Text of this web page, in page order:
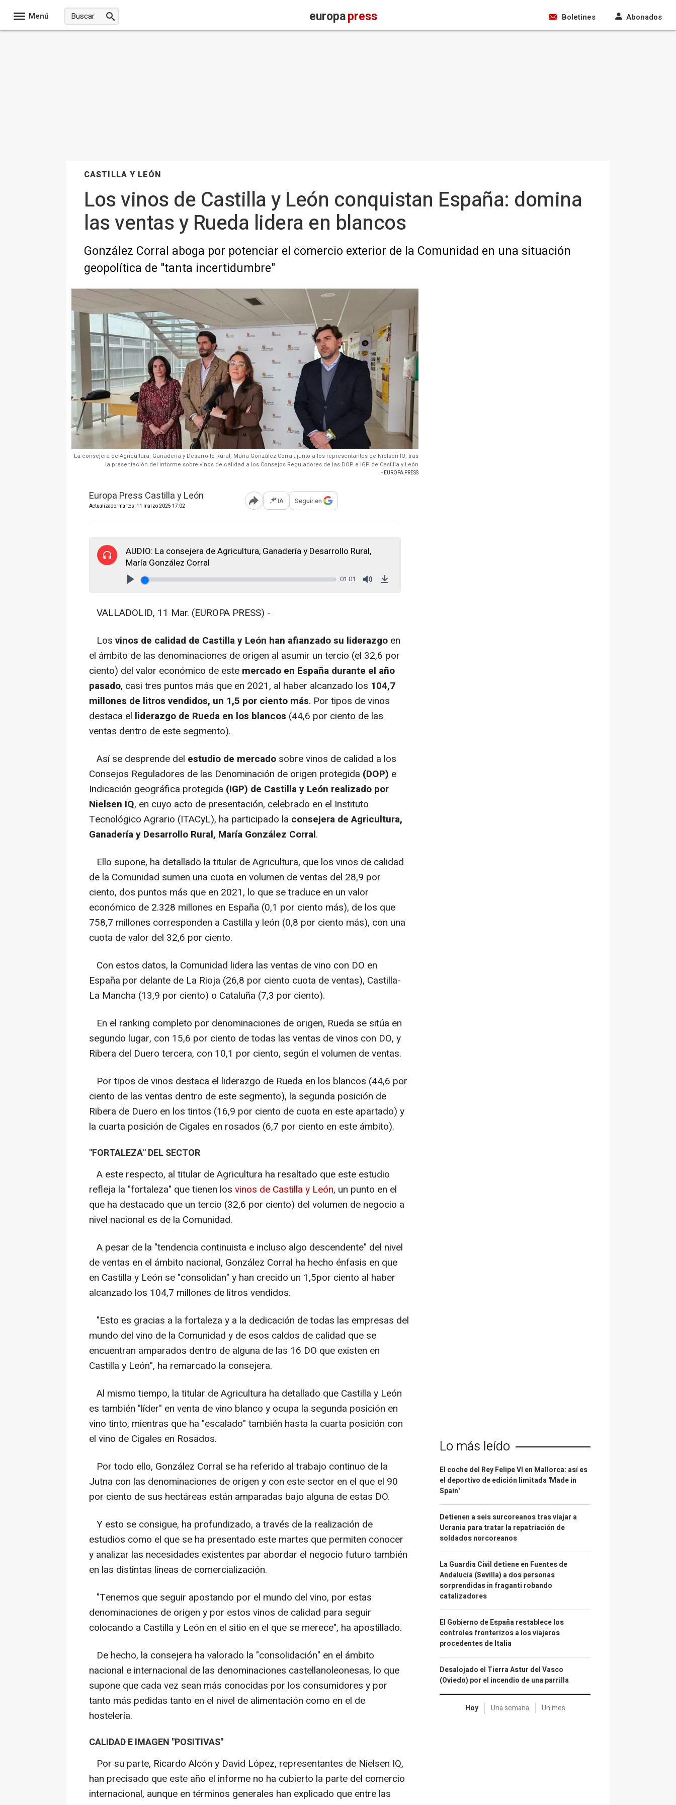
Menú europapress Boletines Abonados
CASTILLA Y LEÓN
Los vinos de Castilla y León conquistan España: domina
las ventas y Rueda lidera en blancos
González Corral aboga por potenciar el comercio exterior de la Comunidad en una situación
geopolítica de "tanta incertidumbre"
La consejera de Agricultura, Ganadería y Desarrollo Rural, María González Corral, junto a los representantes de Nielsen IQ, tras
la presentación del informe sobre vinos de calidad a los Consejos Reguladores de las DOP e IGP de Castilla y León
- EUROPA PRESS
Europa Press Castilla y León
Actualizado: martes, 11 marzo 2025 17:02 Abrir opciones para compartir
IA Seguir en
AUDIO: La consejera de Agricultura, Ganadería y Desarrollo Rural,
María González Corral
01:01
VALLADOLID, 11 Mar. (EUROPA PRESS) -
Los vinos de calidad de Castilla y León han afianzado su liderazgo en
el ámbito de las denominaciones de origen al asumir un tercio (el 32,6 por
ciento) del valor económico de este mercado en España durante el año
pasado, casi tres puntos más que en 2021, al haber alcanzado los 104,7
millones de litros vendidos, un 1,5 por ciento más. Por tipos de vinos
destaca el liderazgo de Rueda en los blancos (44,6 por ciento de las
ventas dentro de este segmento).
Así se desprende del estudio de mercado sobre vinos de calidad a los
Consejos Reguladores de las Denominación de origen protegida (DOP) e
Indicación geográfica protegida (IGP) de Castilla y León realizado por
Nielsen IQ, en cuyo acto de presentación, celebrado en el Instituto
Tecnológico Agrario (ITACyL), ha participado la consejera de Agricultura,
Ganadería y Desarrollo Rural, María González Corral.
Ello supone, ha detallado la titular de Agricultura, que los vinos de calidad
de la Comunidad sumen una cuota en volumen de ventas del 28,9 por
ciento, dos puntos más que en 2021, lo que se traduce en un valor
económico de 2.328 millones en España (0,1 por ciento más), de los que
758,7 millones corresponden a Castilla y león (0,8 por ciento más), con una
cuota de valor del 32,6 por ciento.
Con estos datos, la Comunidad lidera las ventas de vino con DO en
España por delante de La Rioja (26,8 por ciento cuota de ventas), Castilla-
La Mancha (13,9 por ciento) o Cataluña (7,3 por ciento).
En el ranking completo por denominaciones de origen, Rueda se sitúa en
segundo lugar, con 15,6 por ciento de todas las ventas de vinos con DO, y
Ribera del Duero tercera, con 10,1 por ciento, según el volumen de ventas.
Por tipos de vinos destaca el liderazgo de Rueda en los blancos (44,6 por
ciento de las ventas dentro de este segmento), la segunda posición de
Ribera de Duero en los tintos (16,9 por ciento de cuota en este apartado) y
la cuarta posición de Cigales en rosados (6,7 por ciento en este ámbito).
"FORTALEZA" DEL SECTOR
A este respecto, al titular de Agricultura ha resaltado que este estudio
refleja la "fortaleza" que tienen los vinos de Castilla y León, un punto en el
que ha destacado que un tercio (32,6 por ciento) del volumen de negocio a
nivel nacional es de la Comunidad.
A pesar de la "tendencia continuista e incluso algo descendente" del nivel
de ventas en el ámbito nacional, González Corral ha hecho énfasis en que
en Castilla y León se "consolidan" y han crecido un 1,5por ciento al haber
alcanzado los 104,7 millones de litros vendidos.
"Esto es gracias a la fortaleza y a la dedicación de todas las empresas del
mundo del vino de la Comunidad y de esos caldos de calidad que se
encuentran amparados dentro de alguna de las 16 DO que existen en
Castilla y León", ha remarcado la consejera.
Al mismo tiempo, la titular de Agricultura ha detallado que Castilla y León
es también "líder" en venta de vino blanco y ocupa la segunda posición en
vino tinto, mientras que ha "escalado" también hasta la cuarta posición con
el vino de Cigales en Rosados.
Por todo ello, González Corral se ha referido al trabajo continuo de la
Jutna con las denominaciones de origen y con este sector en el que el 90
por ciento de sus hectáreas están amparadas bajo alguna de estas DO.
Y esto se consigue, ha profundizado, a través de la realización de
estudios como el que se ha presentado este martes que permiten conocer
y analizar las necesidades existentes par abordar el negocio futuro también
en las distintas líneas de comercialización.
"Tenemos que seguir apostando por el mundo del vino, por estas
denominaciones de origen y por estos vinos de calidad para seguir
colocando a Castilla y León en el sitio en el que se merece", ha apostillado.
De hecho, la consejera ha valorado la "consolidación" en el ámbito
nacional e internacional de las denominaciones castellanoleonesas, lo que
supone que cada vez sean más conocidas por los consumidores y por
tanto más pedidas tanto en el nivel de alimentación como en el de
hostelería.
CALIDAD E IMAGEN "POSITIVAS"
Por su parte, Ricardo Alcón y David López, representantes de Nielsen IQ,
han precisado que este año el informe no ha cubierto la parte del comercio
internacional, aunque en términos generales han explicado que entre las
Lo más leído
El coche del Rey Felipe VI en Mallorca: así es
el deportivo de edición limitada 'Made in
Spain'
Detienen a seis surcoreanos tras viajar a
Ucrania para tratar la repatriación de
soldados norcoreanos
La Guardia Civil detiene en Fuentes de
Andalucía (Sevilla) a dos personas
sorprendidas in fraganti robando
catalizadores
El Gobierno de España restablece los
controles fronterizos a los viajeros
procedentes de Italia
Desalojado el Tierra Astur del Vasco
(Oviedo) por el incendio de una parrilla
Hoy Una semana Un mes